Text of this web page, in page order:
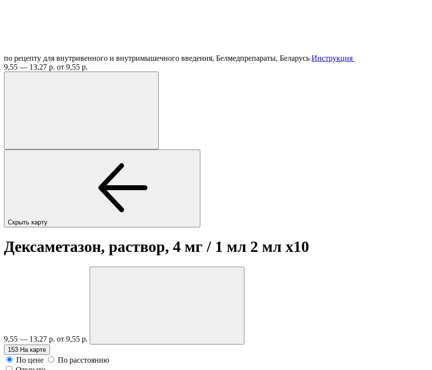
по рецепту для внутривенного и внутримышечного введения, Белмедпрепараты, Беларусь Инструкция
9,55 — 13,27 р. от 9,55 р.
Скрыть карту
Дексаметазон, раствор, 4 мг / 1 мл 2 мл x10
9,55 — 13,27 р. от 9,55 р.
153 На карте
По цене
По расстоянию